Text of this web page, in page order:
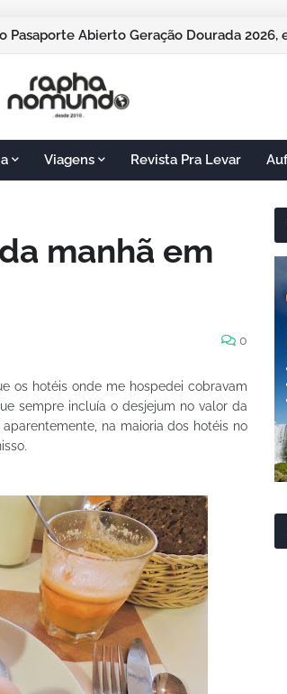
Pasaporte Abierto Geração Dourada
o Pasaporte Abierto 2026 com edição
Viagens Revista Pra Levar
manhã em
0
os hotéis onde me hospedei cobravam
sempre incluía o desjejum no valor da
na maioria dos hotéis no